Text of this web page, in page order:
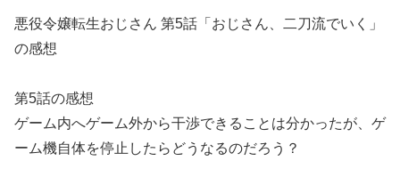
悪役令嬢転生おじさん 第5話「おじさん、二刀流でいく」
の感想
第5話の感想
ゲーム内へゲーム外から干渉できることは分かったが、ゲ
ーム機自体を停止したらどうなるのだろう？